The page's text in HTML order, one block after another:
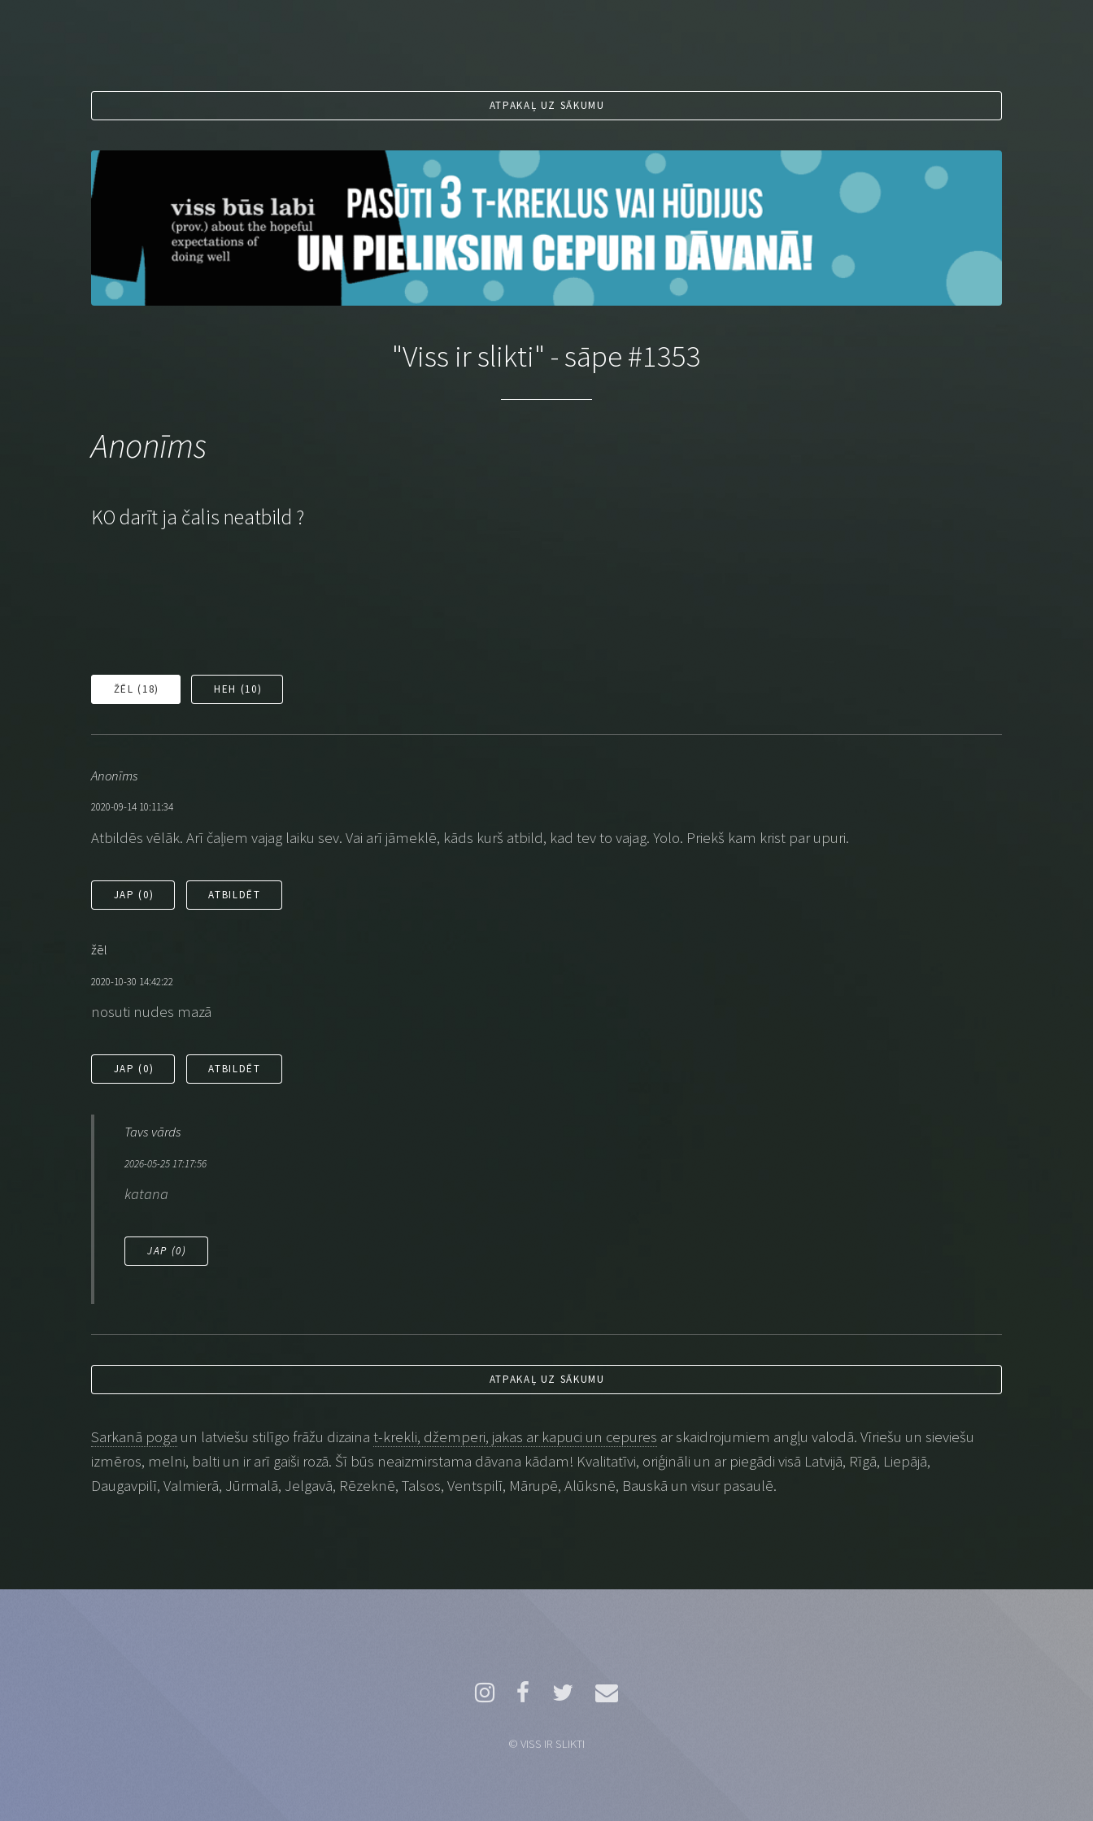
ATPAKAĻ UZ SĀKUMU
"Viss ir slikti" - sāpe #1353
Anonīms
KO darīt ja čalis neatbild ?
ŽĒL (18) HEH (10)
Anonīms
2020-09-14 10:11:34
Atbildēs vēlāk. Arī čaļiem vajag laiku sev. Vai arī jāmeklē, kāds kurš atbild, kad tev to vajag. Yolo. Priekš kam krist par upuri.
JAP (0) ATBILDĒT
žēl
2020-10-30 14:42:22
nosuti nudes mazā
JAP (0) ATBILDĒT
Tavs vārds
2026-05-25 17:17:56
katana
JAP (0)
ATPAKAĻ UZ SĀKUMU
Sarkanā poga un latviešu stilīgo frāžu dizaina t-krekli, džemperi, jakas ar kapuci un cepures ar skaidrojumiem angļu valodā. Vīriešu un sieviešu
izmēros, melni, balti un ir arī gaiši rozā. Šī būs neaizmirstama dāvana kādam! Kvalitatīvi, oriģināli un ar piegādi visā Latvijā, Rīgā, Liepājā,
Daugavpilī, Valmierā, Jūrmalā, Jelgavā, Rēzeknē, Talsos, Ventspilī, Mārupē, Alūksnē, Bauskā un visur pasaulē.
© VISS IR SLIKTI